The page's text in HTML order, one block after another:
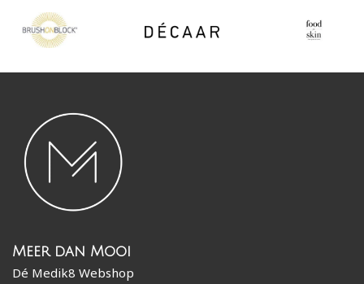
Meer dan Mooi
Dé Medik8 Webshop